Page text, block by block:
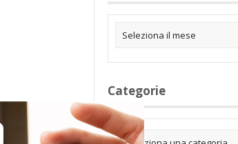
Categorie